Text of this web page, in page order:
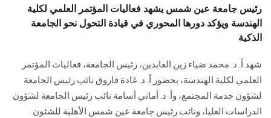
الموظفون
سجل الان
رئيس جامعة عين شمس يشهد فعاليات المؤتمر العلمي لكلية
الهندسة ويؤكد دورها المحوري في قيادة التحول نحو الجامعة
الذكية
شهد أ. د. محمد ضياء زين العابدين، رئيس الجامعة، فعاليات المؤتمر
العلمي لكلية الهندسة، بحضور أ. د. غادة فاروق نائب رئيس الجامعة
لشؤون خدمة المجتمع، وأ. د. أماني أسامة نائب رئيس الجامعة لشؤون
الدراسات العليا، ونائب رئيس جامعة عين شمس الأهلية للشئون